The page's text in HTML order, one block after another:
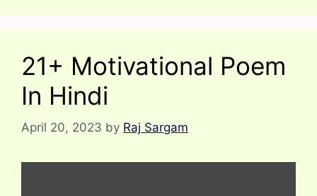
21+ Motivational Poem
In Hindi
April 20, 2023 by Raj Sargam